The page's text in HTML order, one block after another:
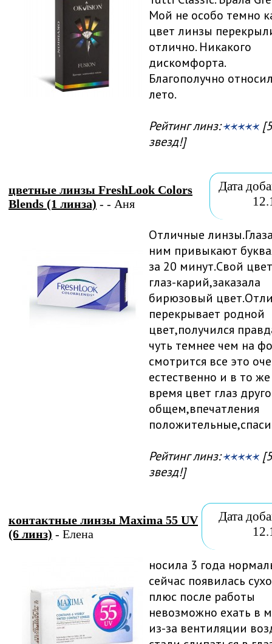
Мой не особо темно
цвет линзы
отлично. Никакого
дискомфорта.
Благополучно
лето.
Рейтинг линз:
звезд!]
цветные линзы FreshLook Colors
Blends (1 линза) - - Аня
Дата
Отличные
ним привыкают
за 20 минут.Свой цвет
глаз-карий,заказала
бирюзовый
перекрывает родной
цвет,получился
чуть темнее чем на
смотрится все это
естественно и в то же
время цвет глаз
общем,впечатления
Рейтинг линз:
звезд!]
контактные линзы Maxima 55 UV
(6 линз) - Елена
Дата
носила 3 года
сейчас появилась
плюс после работы
невозможно ехать в
из-за вентиляции